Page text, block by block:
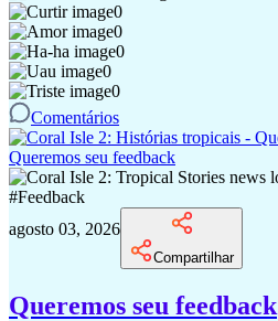
0
0
0
0
0
Comentários
Queremos seu feedback
#Feedback
agosto 03, 2026
Compartilhar
Queremos seu feedback